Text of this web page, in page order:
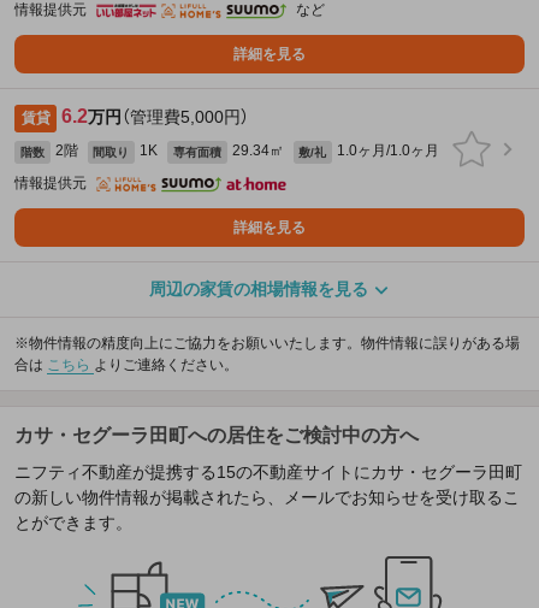
情報提供元
など
詳細を見る
賃貸 6.2万円 （管理費5,000円）
階数 2階 間取り 1K 専有面積 29.34㎡ 敷/礼
1.0ヶ月/1.0ヶ月
情報提供元
詳細を見る
周辺の家賃の相場情報を見る
※物件情報の精度向上にご協力をお願いいたします。物件情報に誤りがある場
合は こちら よりご連絡ください。
カサ・セグーラ田町への居住をご検討中の方へ
ニフティ不動産が提携する15の不動産サイトにカサ・セグーラ田町
の新しい物件情報が掲載されたら、メールでお知らせを受け取るこ
とができます。